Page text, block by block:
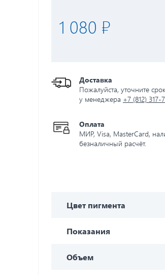
1 080 ₽
Доставка
Пожалуйста, уточните
у менеджера +7 (812) 317-
Оплата
МИР, Visa, MasterCard,
безналичный расчёт.
Цвет пигмента
Показания
Объем